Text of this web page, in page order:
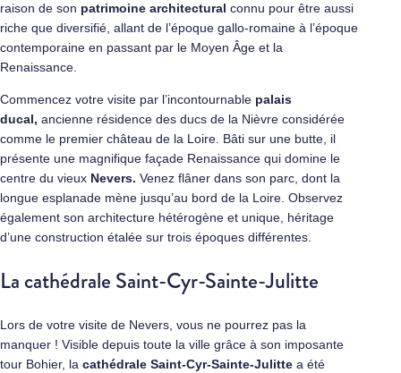
raison de son patrimoine architectural connu pour être aussi
riche que diversifié, allant de l’époque gallo-romaine à l’époque
contemporaine en passant par le Moyen Âge et la
Renaissance.
Commencez votre visite par l’incontournable palais
ducal, ancienne résidence des ducs de la Nièvre considérée
comme le premier château de la Loire. Bâti sur une butte, il
présente une magnifique façade Renaissance qui domine le
centre du vieux Nevers. Venez flâner dans son parc, dont la
longue esplanade mène jusqu’au bord de la Loire. Observez
également son architecture hétérogène et unique, héritage
d’une construction étalée sur trois époques différentes.
La cathédrale Saint-Cyr-Sainte-Julitte
Lors de votre visite de Nevers, vous ne pourrez pas la
manquer ! Visible depuis toute la ville grâce à son imposante
tour Bohier, la cathédrale Saint-Cyr-Sainte-Julitte a été